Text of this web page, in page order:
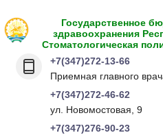
Государственное
здравоохранения
Стоматологическая
+7(347)272-13-66
Приемная главного
+7(347)272-46-62
ул. Новомостовая, 9
+7(347)276-90-23